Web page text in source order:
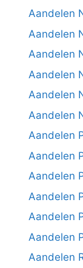
Aandelen
Aandelen
Aandelen
Aandelen
Aandelen
Aandelen
Aandelen
Aandelen
Aandelen
Aandelen
Aandelen
Aandelen
Aandelen